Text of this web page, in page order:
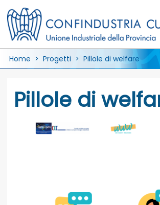
Home > Progetti > Pillole di welfare
Pillole di